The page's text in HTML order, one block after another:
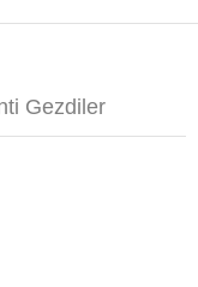
Gezdiler